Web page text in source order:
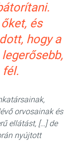
és
hogy a
orvosainak és
ellátást, […] de
nyújtott